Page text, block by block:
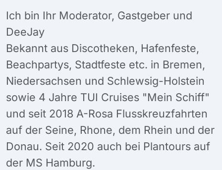
Ich bin Ihr Moderator, Gastgeber und
DeeJay
Bekannt aus Discotheken, Hafenfeste,
Beachpartys, Stadtfeste etc. in Bremen,
Niedersachsen und Schlewsig-Holstein
sowie 4 Jahre TUI Cruises "Mein Schiff"
und seit 2018 A-Rosa Flusskreuzfahrten
auf der Seine, Rhone, dem Rhein und der
Donau. Seit 2020 auch bei Plantours auf
der MS Hamburg.